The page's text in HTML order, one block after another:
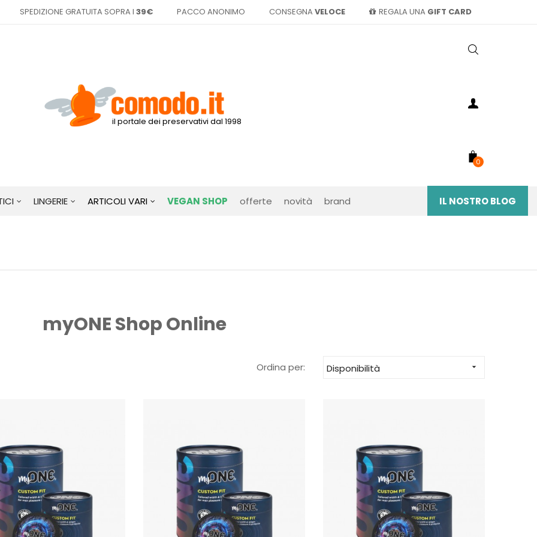
SPEDIZIONE GRATUITA SOPRA I 39€ PACCO ANONIMO CONSEGNA VELOCE REGALA UNA GIFT CARD
il portale dei preservativi dal 1998
0
LINGERIE ARTICOLI VARI VEGAN SHOP offerte novità brand IL NOSTRO BLOG
myONE Shop Online
Ordina per: Disponibilità 